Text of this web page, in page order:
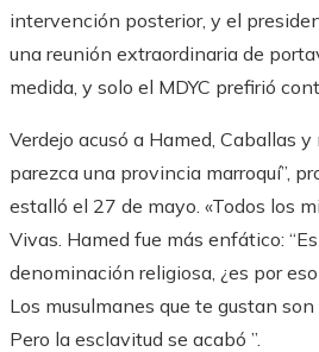
intervención posterior, y el
una reunión extraordinaria de
medida, y solo el MDYC prefirió
Verdejo acusó a Hamed, Caballas
parezca una provincia marroquí”,
estalló el 27 de mayo. «Todos los
Vivas. Hamed fue más enfático:
denominación religiosa, ¿es por
Los musulmanes que te gustan
Pero la esclavitud se acabó ”.